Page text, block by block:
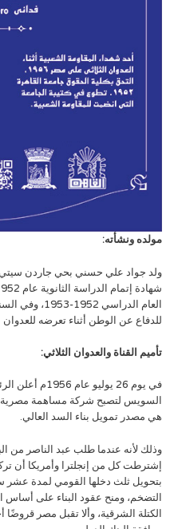
مولده ونشأته:
العام الدراسي
للدفاع عن الوطن أثناء تعرضه للعدوان
تأميم القناة والعدوان الثلاثي:
في يوم 26
السويس لتصبح شركة مساهمة مصرية
هي مصدر تمويل بناء السد العالي.
وذلك لأنه عندما طلب عبد الناصر من
إشترطت كل من إنجلترا وأمريكا أن
بتحويل ثلث دخلها القومي لمدة
التضخم، ومنح عقود البناء على
الكتلة الشرقية، وألا تقبل مصر